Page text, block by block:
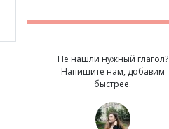
Не нашли нужный глагол?
Напишите нам, добавим
быстрее.